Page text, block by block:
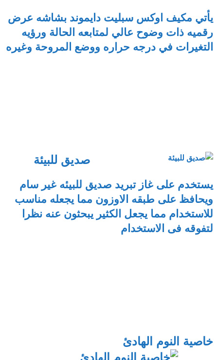
يأتي مكيف اوكس سبليت دايموند بشاشه عرض
رقميه ذات وضوح عالي لمتابعه الحالة ورؤيه
التغيرات في درجه حراره ووضع المروحة وغيره
صديق للبيئة
يستخدم على غاز تبريد صديق للبيئه غير سام
ويحافظ على طبقه الاوزون مما يجعله مناسب
للاستخدام مما يجعل الكثير يبحثون عنه نظرا
لتفوقه فى الاستخدام
خاصية النوم الهادئ